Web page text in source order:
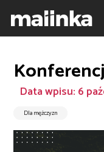
Data wpisu: 6
Dla mężczyzn